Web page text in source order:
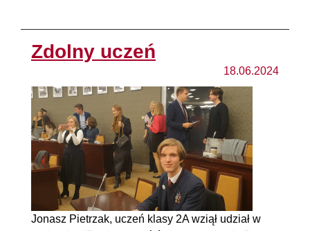
Zdolny uczeń
18.06.2024
Jonasz Pietrzak, uczeń klasy 2A wziął udział w